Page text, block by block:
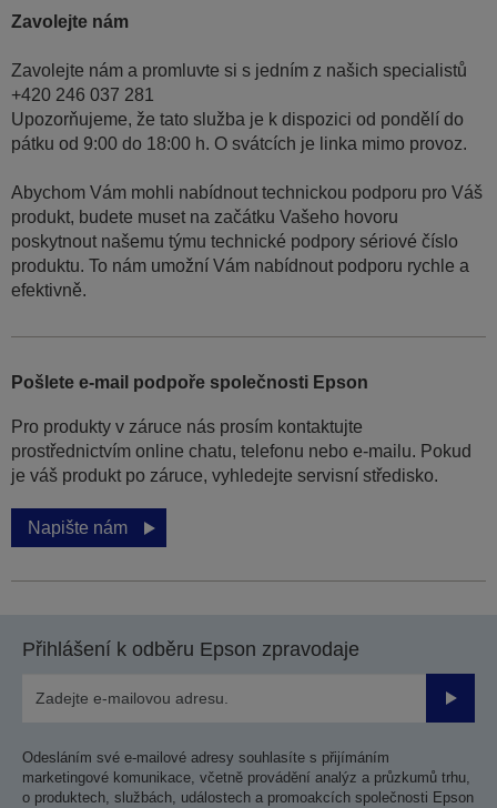
Zavolejte nám
Zavolejte nám a promluvte si s jedním z našich specialistů
+420 246 037 281
Upozorňujeme, že tato služba je k dispozici od pondělí do
pátku od 9:00 do 18:00 h. O svátcích je linka mimo provoz.
Abychom Vám mohli nabídnout technickou podporu pro Váš
produkt, budete muset na začátku Vašeho hovoru
poskytnout našemu týmu technické podpory sériové číslo
produktu. To nám umožní Vám nabídnout podporu rychle a
efektivně.
Pošlete e-mail podpoře společnosti Epson
Pro produkty v záruce nás prosím kontaktujte
prostřednictvím online chatu, telefonu nebo e-mailu. Pokud
je váš produkt po záruce, vyhledejte servisní středisko.
Napište nám
Přihlášení k odběru Epson zpravodaje
Odesláním své e-mailové adresy souhlasíte s přijímáním
marketingové komunikace, včetně provádění analýz a průzkumů trhu,
o produktech, službách, událostech a promoakcích společnosti Epson